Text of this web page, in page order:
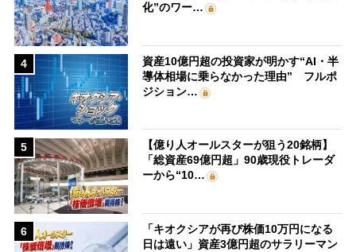
化”のワー…
4
資産10億円超の投資家が明かす“AI・半
導体相場に乗らなかった理由” フルポ
ジション…
5
【億り人オールスターが狙う20銘柄】
「総資産69億円超」90歳現役トレーダ
ーから“10…
6
「キオクシアが再び株価10万円になる
日は遠い」資産3億円超のサラリーマン